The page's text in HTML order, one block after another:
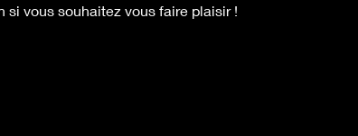
vous souhaitez vous faire plaisir !